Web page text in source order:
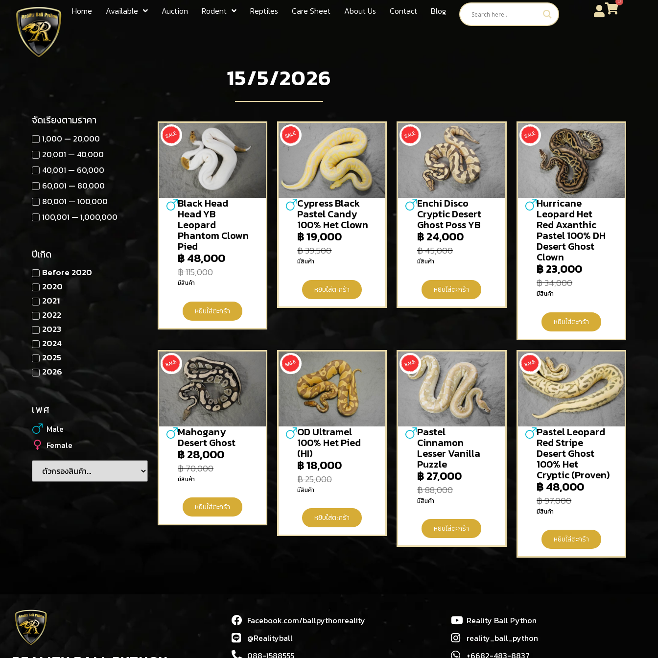
Home Available Auction Rodent Reptiles Care Sheet About Us Contact Blog
15/5/2026
จัดเรียงตามราคา
1,000 — 20,000
20,001 — 40,000
40,001 — 60,000
60,001 — 80,000
80,001 — 100,000
100,001 — 1,000,000
ปีเกิด
Before 2020
2020
2021
2022
2023
2024
2025
2026
เพศ
Male
Female
Black Head
Head YB
Leopard
Phantom Clown
Pied
฿115,000
฿48,000
มีสินค้า
หยิบใส่ตะกร้า
Cypress Black
Pastel Candy
100% Het Clown
฿39,500
฿19,000
มีสินค้า
หยิบใส่ตะกร้า
Enchi Disco
Cryptic Desert
Ghost Poss YB
฿45,000
฿24,000
มีสินค้า
หยิบใส่ตะกร้า
Hurricane
Leopard Het
Red Axanthic
Pastel 100% DH
Desert Ghost
Clown
฿34,000
฿23,000
มีสินค้า
หยิบใส่ตะกร้า
Mahogany
Desert Ghost
฿70,000
฿28,000
มีสินค้า
หยิบใส่ตะกร้า
OD Ultramel
100% Het Pied
(HI)
฿25,000
฿18,000
มีสินค้า
หยิบใส่ตะกร้า
Pastel
Cinnamon
Lesser Vanilla
Puzzle
฿88,000
฿27,000
มีสินค้า
หยิบใส่ตะกร้า
Pastel Leopard
Red Stripe
Desert Ghost
100% Het
Cryptic (Proven)
฿97,000
฿48,000
มีสินค้า
หยิบใส่ตะกร้า
Facebook.com/ballpythonreality
@Realityball
088-1588555
Reality Ball Python
reality_ball_python
+6682-483-8837